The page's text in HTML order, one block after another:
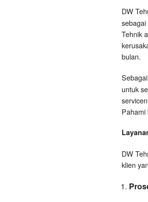
DW
Tehnik
bulan.
untuk
Pahami
DW
klien